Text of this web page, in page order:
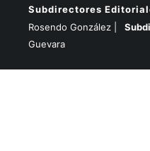
Subdirectores
Rosendo González |
Guevara